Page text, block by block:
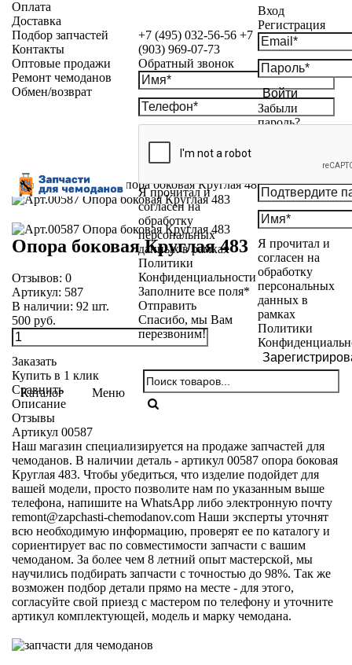
+7 (495) 032-56-56 +7
(903) 969-07-73
Обратный звонок
Я прочитал и
согласен на
обработку
персональных
данных в рамках
Политики
Конфиденциальности
Заполните все поля*
Отправить
Спасибо, мы Вам
перезвоним!
Вход
Регистрация
Войти
Забыли
пароль?
Я прочитал и
согласен на
обработку
персональных
данных в
рамках
Политики
Каталог Меню
Оплата
Доставка
Подбор запчастей
Контакты
Оптовые продажи
Ремонт чемоданов
Обмен/возврат
Каталог»Пукли»Опора боковая Круглая 483
Опора боковая Круглая 483
Отзывов: 0
Артикул: 587
В наличии: 92 шт.
500 руб.
Заказать
Купить в 1 клик
Сравнить
Описание
Отзывы
Артикул 00587
Наш магазин специализируется на продаже запчастей для
чемоданов. В наличии деталь - артикул 00587 опора боковая
Круглая 483. Чтобы убедиться, что изделие подойдет для
вашей модели, просто позволите нам по указанным выше
телефона, напишите на WhatsApp либо электронную почту
remont@zapchasti-chemodanov.com Наши эксперты уточнят
всю необходимую информацию, проверят ее по каталогу и
сориентирует вас по совместимости запчасти с вашим
чемоданом. За более чем 8 летний опыт мастерской, мы
научились подбирать запчасти с точностью до 98%. Так же
возможен подбор детали прямо на месте - для этого,
согласуйте свой приезд с мастером по телефону и уточните
артикул комплектующей, модель и марку чемодана.